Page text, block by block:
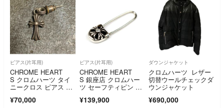
ピアス(片耳用)
CHROME HEART
S クロムハーツ タイ
ニークロス ピアス シ
¥70,000
ピアス(片耳用)
CHROME HEART
S 銀座店 クロムハー
ツ セーフティピン ピ
ー SV925 103817
¥139,900
ダウンジャケット
クロムハーツ レザー
切替ウールチェックダ
ウンジャケット
¥690,000